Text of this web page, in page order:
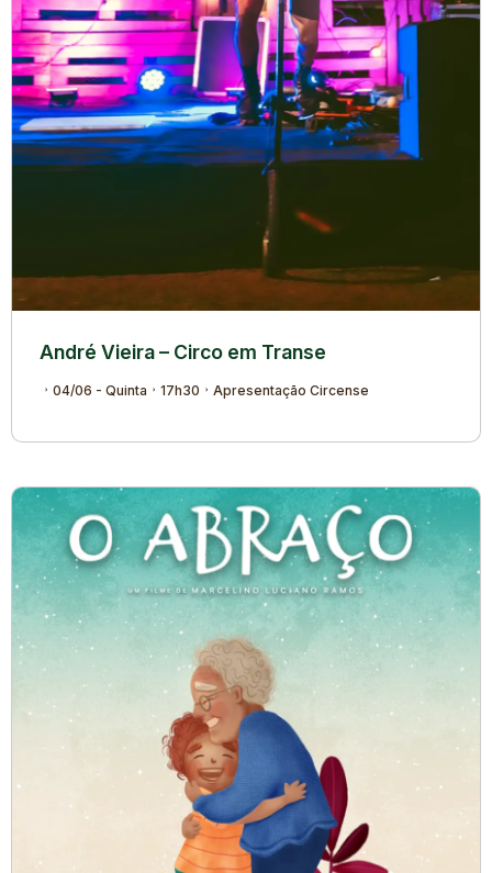
André Vieira – Circo em Transe
04/06 - Quinta 17h30 Apresentação Circense